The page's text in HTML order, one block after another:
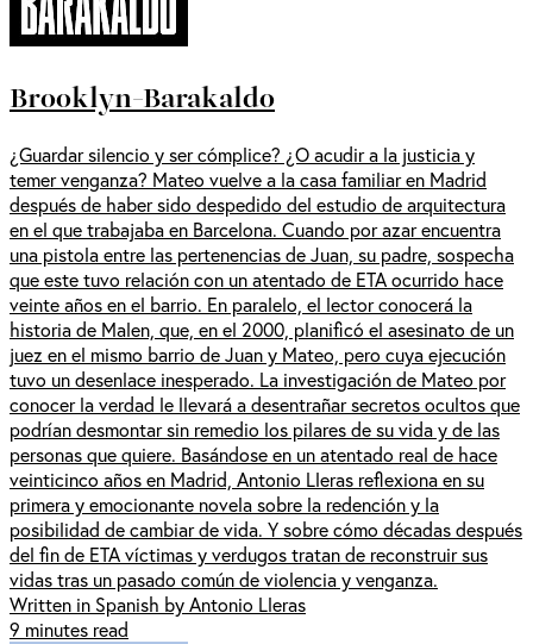
Brooklyn-Barakaldo
¿Guardar silencio y ser cómplice? ¿O acudir a la justicia y
temer venganza? Mateo vuelve a la casa familiar en Madrid
después de haber sido despedido del estudio de arquitectura
en el que trabajaba en Barcelona. Cuando por azar encuentra
una pistola entre las pertenencias de Juan, su padre, sospecha
que este tuvo relación con un atentado de ETA ocurrido hace
veinte años en el barrio. En paralelo, el lector conocerá la
historia de Malen, que, en el 2000, planificó el asesinato de un
juez en el mismo barrio de Juan y Mateo, pero cuya ejecución
tuvo un desenlace inesperado. La investigación de Mateo por
conocer la verdad le llevará a desentrañar secretos ocultos que
podrían desmontar sin remedio los pilares de su vida y de las
personas que quiere. Basándose en un atentado real de hace
veinticinco años en Madrid, Antonio Lleras reflexiona en su
primera y emocionante novela sobre la redención y la
posibilidad de cambiar de vida. Y sobre cómo décadas después
del fin de ETA víctimas y verdugos tratan de reconstruir sus
vidas tras un pasado común de violencia y venganza.
Written in Spanish by Antonio Lleras
9 minutes read